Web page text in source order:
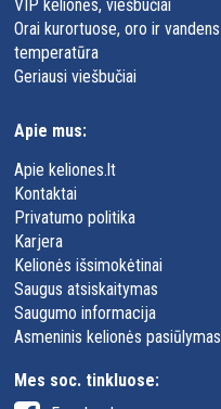
VIP kelionės, viešbučiai
Orai kurortuose, oro ir vandens
temperatūra
Geriausi viešbučiai
Apie mus:
Apie keliones.lt
Kontaktai
Privatumo politika
Karjera
Kelionės išsimokėtinai
Saugus atsiskaitymas
Saugumo informacija
Asmeninis kelionės pasiūlymas
Mes soc. tinkluose: